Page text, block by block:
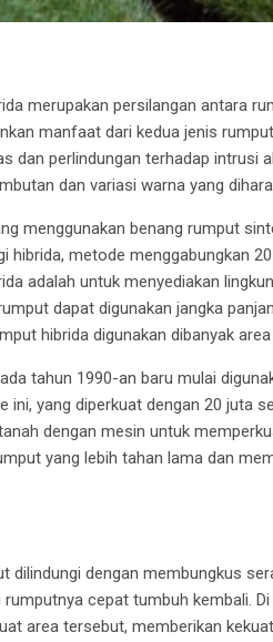
merupakan persilangan antara
manfaat dari kedua jenis
dan perlindungan terhadap intrusi
dan variasi warna yang
menggunakan benang rumput
hibrida, metode menggabungkan
adalah untuk menyediakan
dapat digunakan jangka
hibrida digunakan dibanyak area
tahun 1990-an baru mulai
ini, yang diperkuat dengan 20 juta
dengan mesin untuk
yang lebih tahan lama dan
dilindungi dengan membungkus
cepat tumbuh kembali.
area tersebut, memberikan